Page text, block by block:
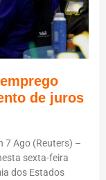
de juros
7 Ago (Reuters) –
sexta-feira
dos Estados